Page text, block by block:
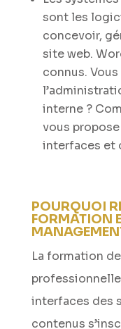
sont les
concevoir,
site web.
connus.
interne ?
vous
interfaces et
POURQUOI
FORMATION
La formation
interfaces des
contenus